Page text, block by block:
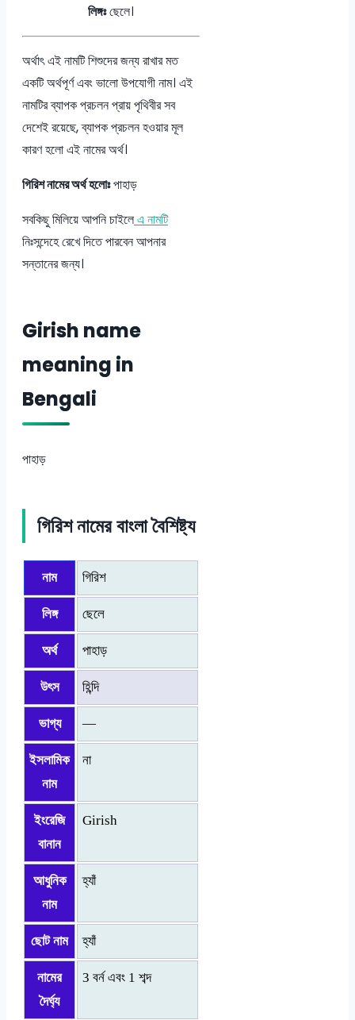
লিঙ্গঃছেলে।
অর্থাৎ এই নামটি শিশুদের জন্য রাখার মত
একটি অর্থপূর্ণ এবং ভালো উপযোগী নাম। এই
নামটির ব্যাপক প্রচলন প্রায় পৃথিবীর সব
দেশেই রয়েছে, ব্যাপক প্রচলন হওয়ার মূল
কারণ হলো এই নামের অর্থ।
গিরিশ নামের অর্থ হলোঃপাহাড়
সবকিছু মিলিয়ে আপনি চাইলেএ নামটি
নিঃসন্দেহে রেখে দিতে পারবেন আপনার
সন্তানের জন্য।
Girish name
meaning in
Bengali
পাহাড়
গিরিশ নামের বাংলা বৈশিষ্ট্য
নাম গিরিশ
লিঙ্গ ছেলে
অর্থ পাহাড়
উৎস হিন্দি
ভাগ্য —
ইসলামিক
নাম
না
ইংরেজি
বানান
Girish
আধুনিক
নাম
হ্যাঁ
ছোট নাম হ্যাঁ
নামের
দৈর্ঘ্য
3 বর্ন এবং 1 শব্দ